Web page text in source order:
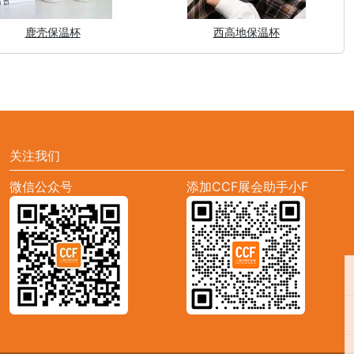
鹿壳保温杯 西高地保温杯
关注我们
微信公众号
添加CCF展会助手小F